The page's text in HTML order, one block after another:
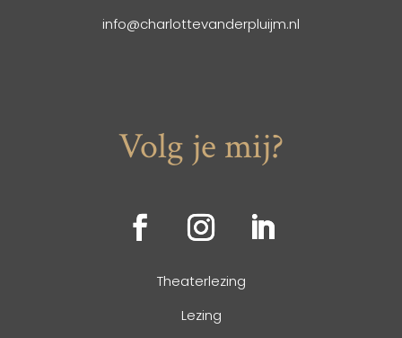
info@charlottevanderpluijm.nl
Volg je mij?
Theaterlezing
Lezing